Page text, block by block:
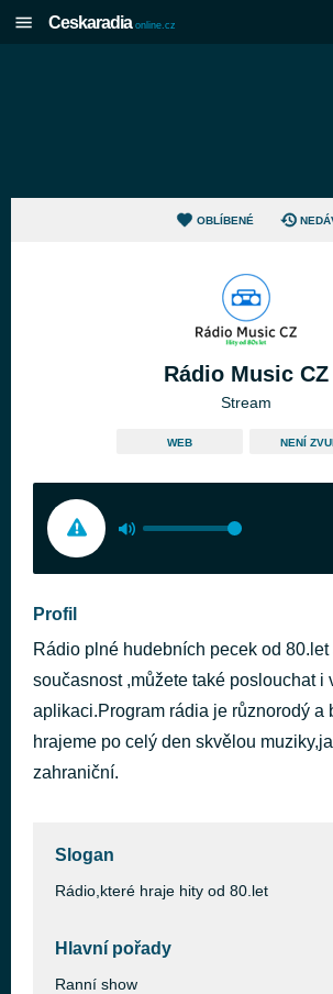
Ceskaradia online.cz
OBLÍBENÉ
Rádio Music CZ
Stream
WEB NENÍ
Profil
Rádio plné hudebních pecek od 80.let
současnost ,můžete také poslouchat i
aplikaci.Program rádia je různorodý a
hrajeme po celý den skvělou
zahraniční.
Slogan
Rádio,které hraje hity od 80.let
Hlavní pořady
Ranní show